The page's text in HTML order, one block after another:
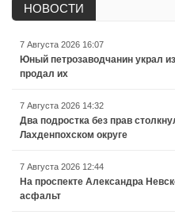
НОВОСТИ
7 Августа 2026 16:07
Юный петрозаводчанин украл
продал их
7 Августа 2026 14:32
Два подростка без прав
Лахденпохском округе
7 Августа 2026 12:44
На проспекте Александра
асфальт